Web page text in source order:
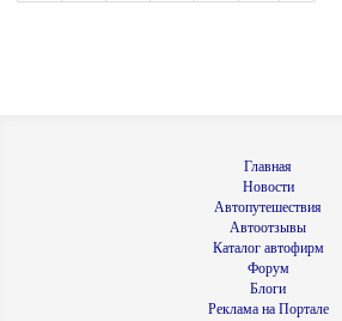
Главная
Новости
Автопутешествия
Автоотзывы
Каталог автофирм
Форум
Блоги
Реклама на Портале